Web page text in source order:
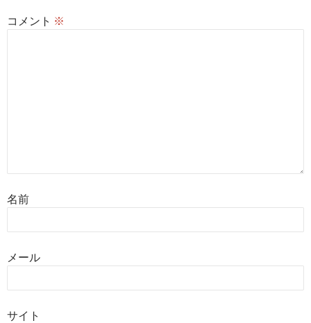
コメント ※
名前
メール
サイト